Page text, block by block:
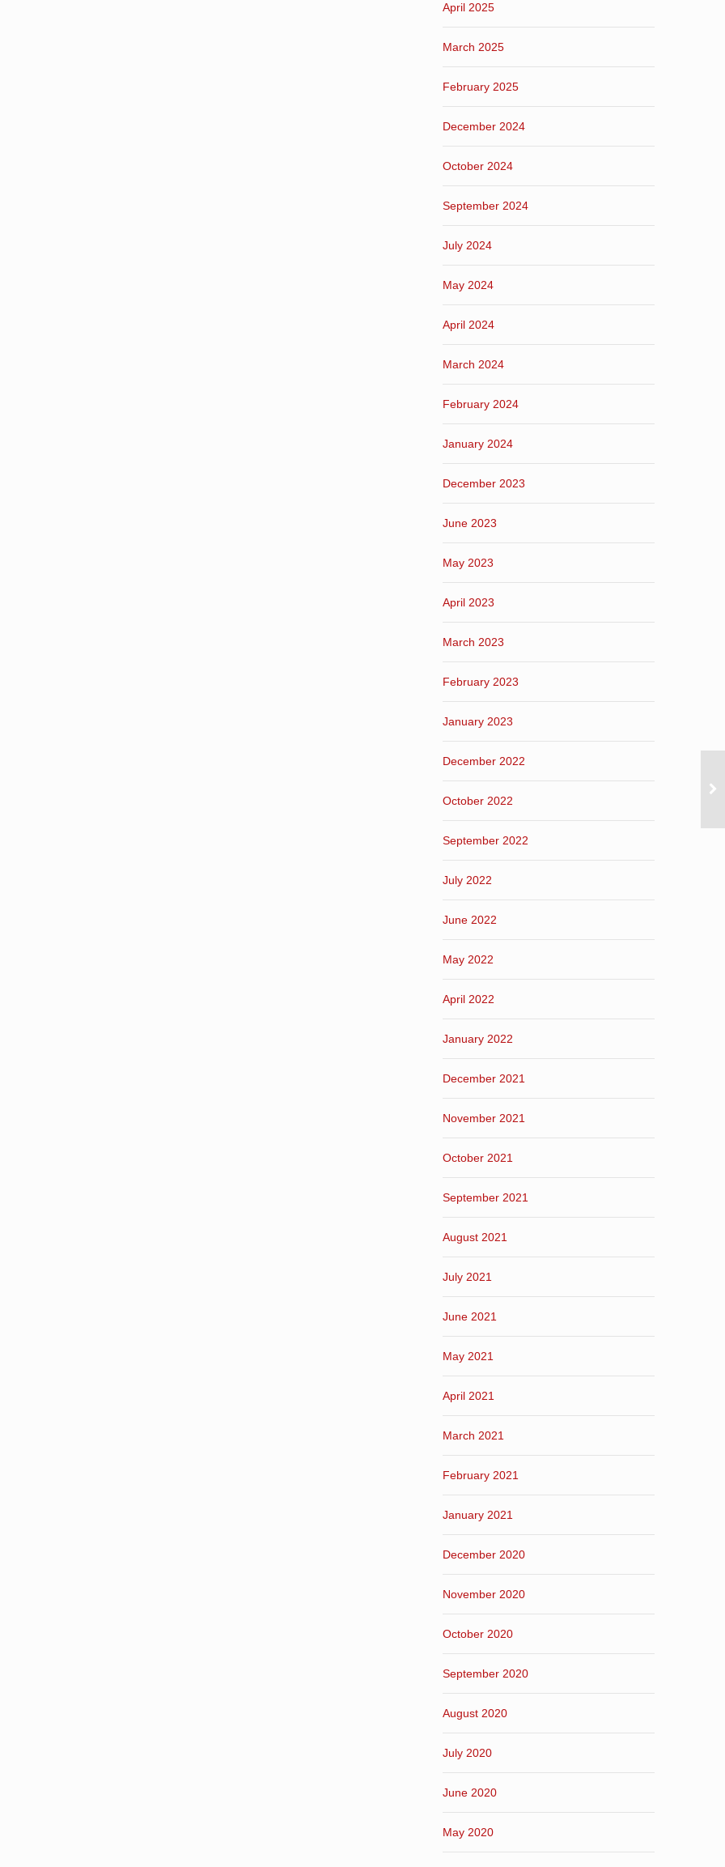
April 2025
March 2025
February 2025
December 2024
October 2024
September 2024
July 2024
May 2024
April 2024
March 2024
February 2024
January 2024
December 2023
June 2023
May 2023
April 2023
March 2023
February 2023
January 2023
December 2022
October 2022
September 2022
July 2022
June 2022
May 2022
April 2022
January 2022
December 2021
November 2021
October 2021
September 2021
August 2021
July 2021
June 2021
May 2021
April 2021
March 2021
February 2021
January 2021
December 2020
November 2020
October 2020
September 2020
August 2020
July 2020
June 2020
May 2020